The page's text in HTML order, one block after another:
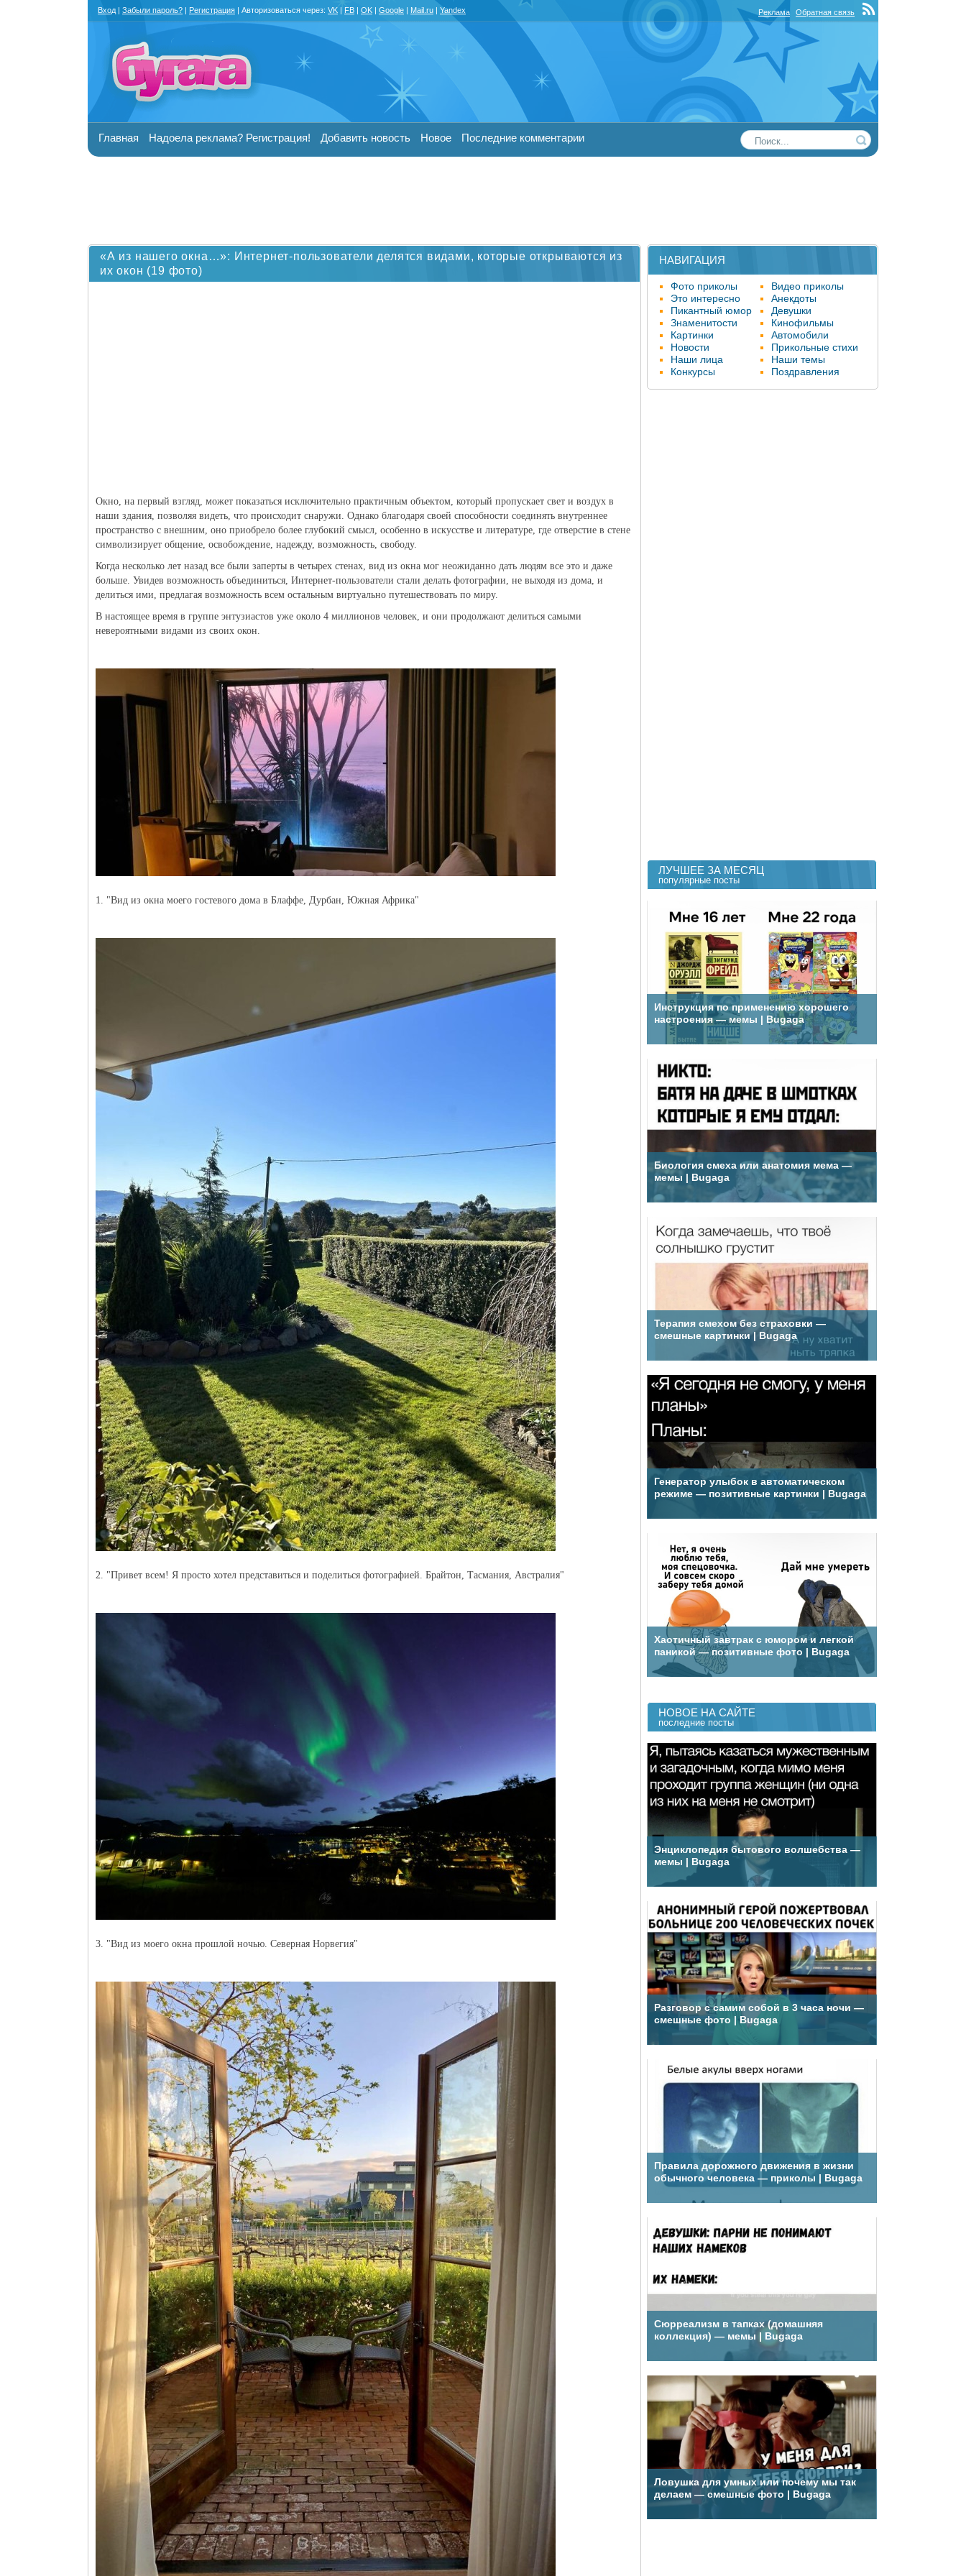
«А из нашего окна…»: Интернет-пользователи делятся видами, которые открываются из
их окон (19 фото)
Окно, на первый взгляд, может показаться исключительно практичным объектом, который пропускает свет и воздух в
наши здания, позволяя видеть, что происходит снаружи. Однако благодаря своей способности соединять внутреннее
пространство с внешним, оно приобрело более глубокий смысл, особенно в искусстве и литературе, где отверстие в стене
символизирует общение, освобождение, надежду, возможность, свободу.
Когда несколько лет назад все были заперты в четырех стенах, вид из окна мог неожиданно дать людям все это и даже
больше. Увидев возможность объединиться, Интернет-пользователи стали делать фотографии, не выходя из дома, и
делиться ими, предлагая возможность всем остальным виртуально путешествовать по миру.
В настоящее время в группе энтузиастов уже около 4 миллионов человек, и они продолжают делиться самыми
невероятными видами из своих окон.
1. "Вид из окна моего гостевого дома в Блаффе, Дурбан, Южная Африка"
2. "Привет всем! Я просто хотел представиться и поделиться фотографией. Брайтон, Тасмания, Австралия"
3. "Вид из моего окна прошлой ночью. Северная Норвегия"
НАВИГАЦИЯ
Фото приколы
Видео приколы
Это интересно
Анекдоты
Пикантный юмор
Девушки
Знаменитости
Кинофильмы
Картинки
Автомобили
Новости
Прикольные стихи
Наши лица
Наши темы
Конкурсы
Поздравления
ЛУЧШЕЕ ЗА МЕСЯЦ
популярные посты
Инструкция по применению хорошего
настроения — мемы | Bugaga
Биология смеха или анатомия мема —
мемы | Bugaga
Терапия смехом без страховки —
смешные картинки | Bugaga
Генератор улыбок в автоматическом
режиме — позитивные картинки | Bugaga
Хаотичный завтрак с юмором и легкой
паникой — позитивные фото | Bugaga
НОВОЕ НА САЙТЕ
последние посты
Энциклопедия бытового волшебства —
мемы | Bugaga
Разговор с самим собой в 3 часа ночи —
смешные фото | Bugaga
Правила дорожного движения в жизни
обычного человека — приколы | Bugaga
Сюрреализм в тапках (домашняя
коллекция) — мемы | Bugaga
Ловушка для умных или почему мы так
делаем — смешные фото | Bugaga
Вход | Забыли пароль? | Регистрация | Авторизоваться через: VK | FB | OK | Google | Mail.ru | Yandex Реклама Обратная связь
Главная Надоела реклама? Регистрация! Добавить новость Новое Последние комментарии